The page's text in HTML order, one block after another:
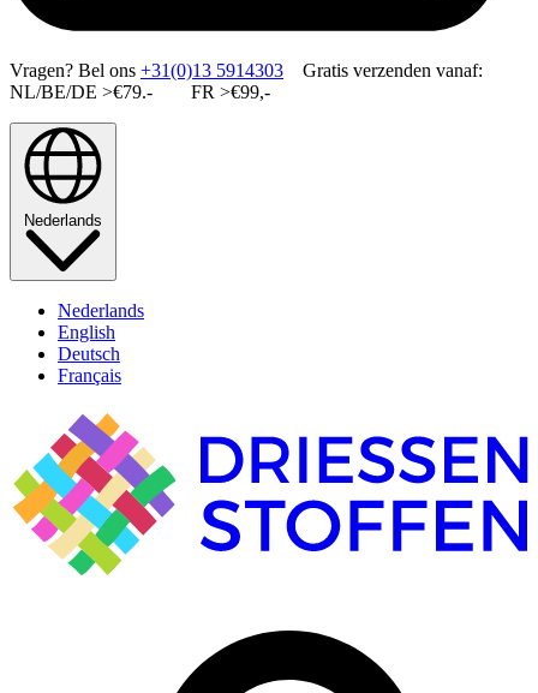
Vragen? Bel ons +31(0)13 5914303 Gratis verzenden vanaf:
NL/BE/DE >€79.- FR >€99,-
Nederlands
Nederlands
English
Deutsch
Français